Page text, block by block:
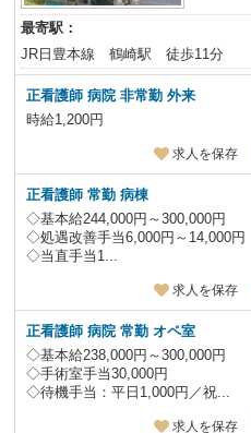
最寄駅：
JR日豊本線 鶴崎駅 徒歩11分
正看護師 病院 非常勤 外来
時給1,200円
求人を保存
正看護師 常勤 病棟
◇基本給244,000円～300,000円
◇処遇改善手当6,000円～14,000円
◇当直手当1...
求人を保存
正看護師 病院 常勤 オペ室
◇基本給238,000円～300,000円
◇手術室手当30,000円
◇待機手当：平日1,000円／祝...
求人を保存